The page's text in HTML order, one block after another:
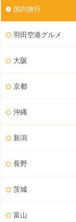
国内旅行
羽田空港グルメ
大阪
京都
沖縄
新潟
長野
茨城
富山